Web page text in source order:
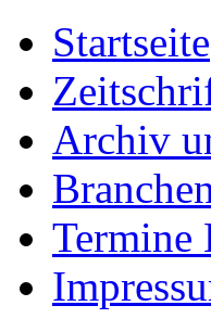
Startseite
Archiv
Termine